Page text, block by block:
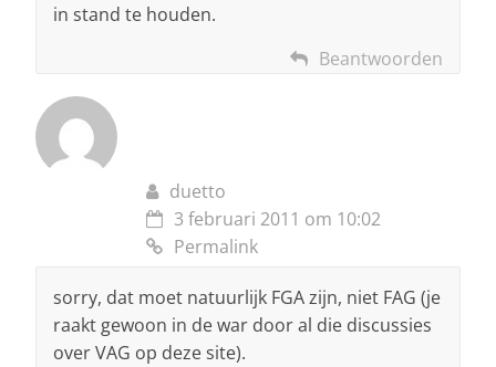
in stand te houden.
Beantwoorden
duetto
3 februari 2011 om 10:02
Permalink
sorry, dat moet natuurlijk FGA zijn, niet FAG (je
raakt gewoon in de war door al die discussies
over VAG op deze site).